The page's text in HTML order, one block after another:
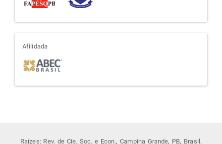
afiliada
Afilidada
Raízes: Rev. de Cie. Soc. e Econ., Campina Grande, PB, Brasil.